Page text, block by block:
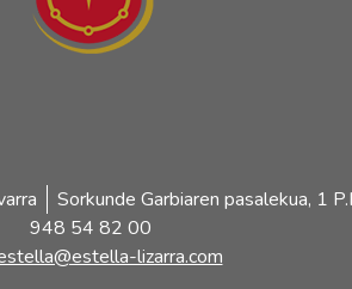
Sorkunde Garbiaren pasalekua, 1
948 54 82 00
lizarra.com